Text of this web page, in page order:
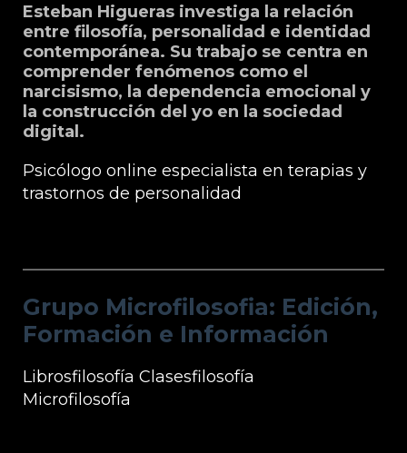
Esteban Higueras investiga la relación
entre filosofía, personalidad e identidad
contemporánea. Su trabajo se centra en
comprender fenómenos como el
narcisismo, la dependencia emocional y
la construcción del yo en la sociedad
digital.
Psicólogo online especialista en terapias y
trastornos de personalidad
Grupo Microfilosofia: Edición,
Formación e Información
Librosfilosofía Clasesfilosofía
Microfilosofía